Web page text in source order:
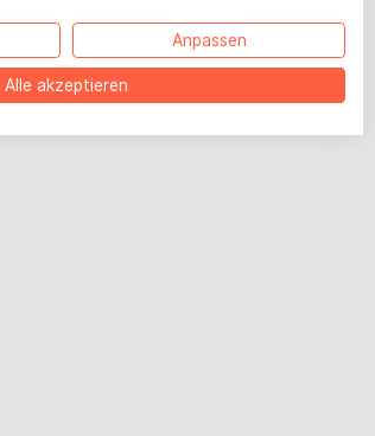
Anpassen
Alle akzeptieren